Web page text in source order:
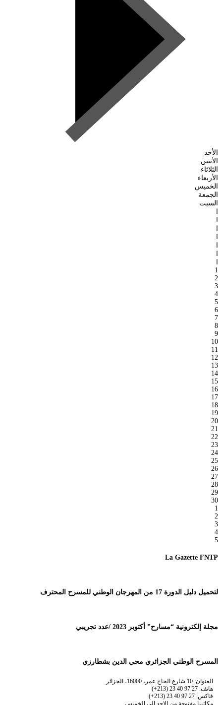
الأحد
الأثنين
الثلاثاء
الأربعاء
الخميس
الجمعة
السبت
1
2
3
4
5
6
7
8
9
10
11
12
13
14
15
16
17
18
19
20
21
22
23
24
25
26
27
28
29
30
1
2
3
4
5
La Gazette FNTP
لتحميل دليل الدورة 17 من المهرجان الوطني للمسرح المحترف
مجلة إلكترونية “مسارح” أكتوبر 2023 /عدد تجريبي
المسرح الوطني الجزائري محي الدين بشطارزي
العنوان: 10 شارع الحاج عمر، 16000، الجزائر
هاتف: 27 97 40 23 (213+)
فاكس: 27 97 40 23 (213+)
مكاتبنا مفتوحة من الاحد إلى الخميس